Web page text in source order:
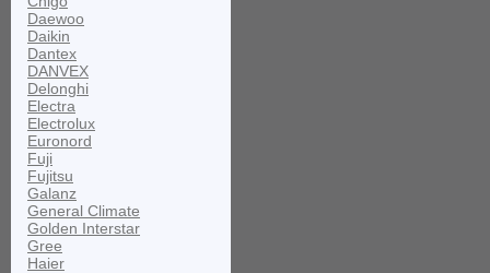
Daewoo
Daikin
Dantex
DANVEX
Delonghi
Electra
Electrolux
Euronord
Fuji
Fujitsu
Galanz
General Climate
Golden Interstar
Gree
Haier